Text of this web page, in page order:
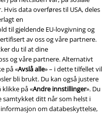
data overføres til USA, deles
en
til gjeldende EU-lovgivning og
av oss og våre partnere.
du til at dine
og våre partnere. Alternativt
på «Avslå alle» – i dette tilfellet vil
bli brukt. Du kan også justere
på «Andre innstillinger». Du
samtykket ditt når som helst i
om databeskyttelse,